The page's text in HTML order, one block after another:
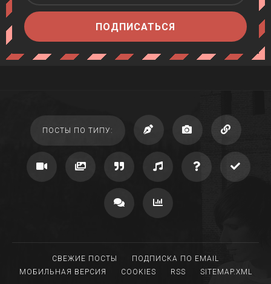
ПОДПИСАТЬСЯ
ПОСТЫ ПО ТИПУ:
СВЕЖИЕ ПОСТЫ
ПОДПИСКА ПО EMAIL
МОБИЛЬНАЯ ВЕРСИЯ
COOKIES RSS SITEMAP.XML